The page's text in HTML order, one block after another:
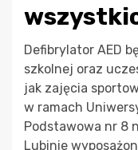
Defibrylator AED
szkolnej oraz
jak zajęcia
w ramach
Podstawowa nr 8
Lubinie